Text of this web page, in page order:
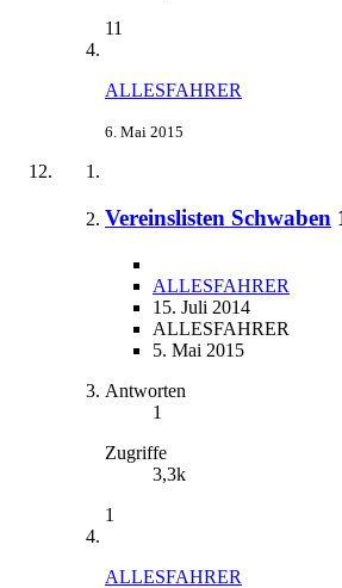
11
ALLESFAHRER
6. Mai 2015
Vereinslisten Schwaben
ALLESFAHRER
15. Juli 2014
ALLESFAHRER
5. Mai 2015
Antworten
1
Zugriffe
3,3k
1
ALLESFAHRER